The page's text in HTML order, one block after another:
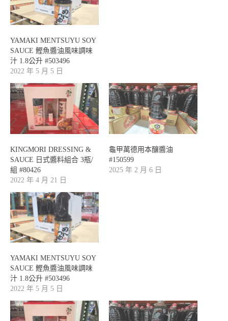
YAMAKI MENTSUYU SOY
SAUCE 鰹魚醬油風味調味
汁 1.8公升 #503496
2022 年 5 月 5 日
KINGMORI DRESSING &
SAUCE 日式醬料組合 3瓶/
組 #80426
2022 年 4 月 21 日
龜甲萬德用本釀醬油
#150599
2025 年 2 月 6 日
YAMAKI MENTSUYU SOY
SAUCE 鰹魚醬油風味調味
汁 1.8公升 #503496
2022 年 5 月 5 日